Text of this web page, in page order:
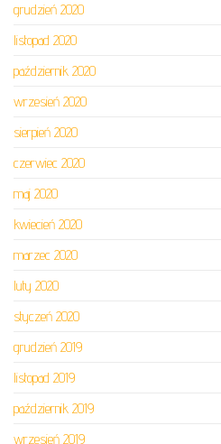
grudzień 2020
listopad 2020
październik 2020
wrzesień 2020
sierpień 2020
czerwiec 2020
maj 2020
kwiecień 2020
marzec 2020
luty 2020
styczeń 2020
grudzień 2019
listopad 2019
październik 2019
wrzesień 2019